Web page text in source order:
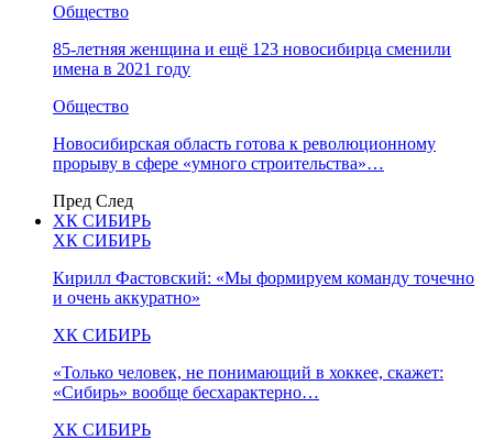
Общество
85-летняя женщина и ещё 123 новосибирца сменили
имена в 2021 году
Общество
Новосибирская область готова к революционному
прорыву в сфере «умного строительства»…
Пред След
ХК СИБИРЬ
ХК СИБИРЬ
Кирилл Фастовский: «Мы формируем команду точечно
и очень аккуратно»
ХК СИБИРЬ
«Только человек, не понимающий в хоккее, скажет:
«Сибирь» вообще бесхарактерно…
ХК СИБИРЬ